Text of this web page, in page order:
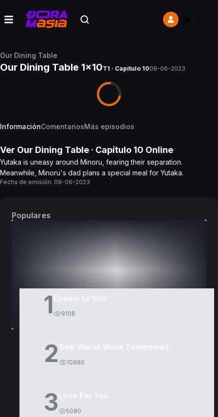
Our Dining Table
Our Dining Table 1x10T1 · Capítulo 1008-06-2023
InformaciónComentariosMás episodios
Ver Our Dining Table · Capítulo 10 Online
Yutaka is uneasy around Minoru, fearing their separation.
Meanwhile, Minoru's dad plans a special meal for Yutaka.
Fecha de emisión: 08-06-2023
Populares
1 9108
2 10980
3 5080